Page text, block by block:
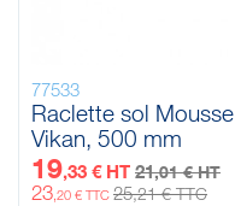
77533
Raclette sol Mousse
Vikan, 500 mm
19,33 € HT 21,01 € HT
23,20 € TTC 25,21 € TTC